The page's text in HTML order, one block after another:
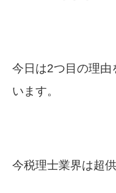
今日は2つ目の理由
います。
今税理士業界は超